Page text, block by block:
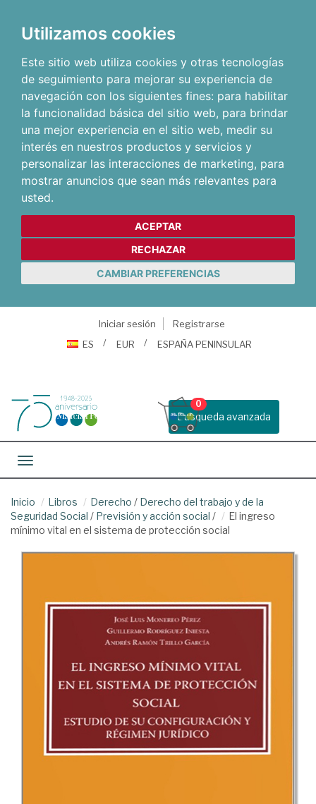
Utilizamos cookies
Este sitio web utiliza cookies y otras tecnologías
de seguimiento para mejorar su experiencia de
navegación con los siguientes fines: para habilitar
la funcionalidad básica del sitio web, para brindar
una mejor experiencia en el sitio web, medir su
interés en nuestros productos y servicios y
personalizar las interacciones de marketing, para
mostrar anuncios que sean más relevantes para
usted.
ACEPTAR
RECHAZAR
CAMBIAR PREFERENCIAS
Iniciar sesión
Registrarse
ES
EUR ESPAÑA PENINSULAR
Busqueda avanzada
0
Toggle navigation
Inicio Libros Derecho / Derecho del trabajo y de la
Seguridad Social / Previsión y acción social /
El ingreso
mínimo vital en el sistema de protección social